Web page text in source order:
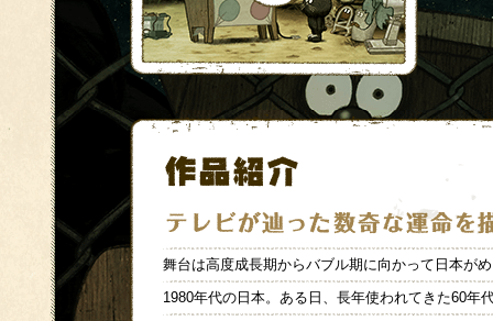
舞台は高度成長期からバブル期に向かって日本が
1980年代の日本。ある日、長年使われてきた60年